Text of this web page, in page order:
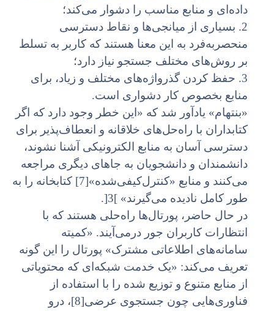
داده‌ای و منابع مناسب را دشوار می‌کند؛
2. بسیاری از میانجی‌ها و نقاط دسترسی
منحصربه‌فرد به این معنا هستند که کاربر به تسلط
بر روش‌های مختلف جستجو نیاز دارد؛
3. حفظ کردن گذرواژه‌های مختلف و زیاد، برای
منابع بخصوص کار دشواری است.
«بنتهام» یادآور شد که «این خطر وجود دارد که اگر
کتابداران با راه‌حل‌های خلاقانه و انعطاف‌پذیر برای
دسترسی آسان به منابع الکترونیکی آشنا نشوند،
دانشمندان و دانشجویان به جاهای دیگری مراجعه
می‌کنند و منابع «کنترل‌کیفی‌شده»[7] کتابخانه را به
طور کامل نادیده می‌گیرند» ]3[.
در حال حاضر، پورتال‌ها راه‌حلی هستند که با
انتظارات کاربران جور درمی‌آیند. «کمیته
سامانه‌های اطلاعاتی مشترک» پورتال را این گونه
تعریف می‌کند: «یک خدمت شبکه‌ای که محتویاتی
از منابع متنوع ‌و توزیع شده را با استفاده از
فناوری‌هایی چون جستجوی عرضی[8]، درو